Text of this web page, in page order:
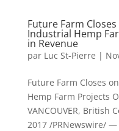
Future Farm
Industrial Hemp
in Revenue
par Luc St-Pierre |
Future Farm Closes
Hemp Farm Projects
VANCOUVER, British
2017 /PRNewswire/